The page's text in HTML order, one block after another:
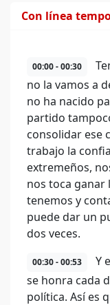
Con línea
00:00 - 00:30
no la vamos a
no ha nacido
partido
consolidar ese
trabajo la
extremeños,
nos toca ganar
tenemos y
puede dar un
dos veces.
00:30 - 00:53
Y
se honra cada
política. Así es